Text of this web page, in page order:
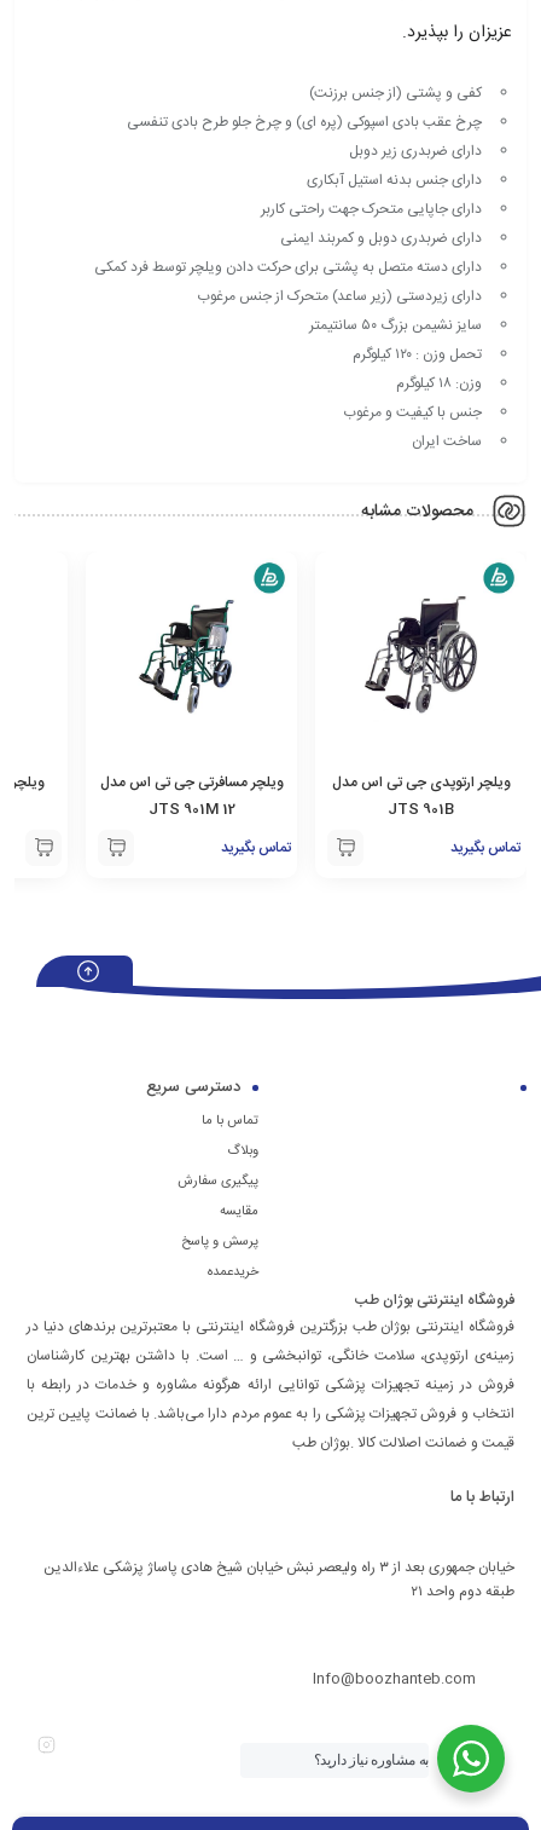
عزیزان را بپذیرد.
کفی و پشتی (از جنس برزنت)
چرخ عقب بادی اسپوکی (پره ای) و چرخ جلو طرح بادی تنفسی
دارای ضربدری زیر دوبل
دارای جنس بدنه استیل آبکاری
دارای جاپایی متحرک جهت راحتی کاربر
دارای ضربدری دوبل و کمربند ایمنی
دارای دسته متصل به پشتی برای حرکت دادن ویلچر توسط فرد کمکی
دارای زیردستی (زیر ساعد) متحرک از جنس مرغوب
سایز نشیمن بزرگ ۵۰ سانتیمتر
تحمل وزن : ۱۲۰ کیلوگرم
وزن: ۱۸ کیلوگرم
جنس با کیفیت و مرغوب
ساخت ایران
محصولات مشابه
ویلچر ارتوپدی جی تی اس مدل
JTS 901B
تماس بگیرید
ویلچر مسافرتی جی تی اس مدل
JTS 901M 12
تماس بگیرید
دسترسی سریع
تماس با ما
وبلاگ
پیگیری سفارش
مقایسه
پرسش و پاسخ
خریدعمده
فروشگاه اینترنتی بوژان طب
فروشگاه اینترنتی بوژان طب بزرگترین فروشگاه اینترنتی با معتبرترین برندهای دنیا در
زمینه‌ی ارتوپدی، سلامت خانگی، توانبخشی و … است. با داشتن بهترین کارشناسان
فروش در زمینه تجهیزات پزشکی توانایی ارائه هرگونه مشاوره و خدمات در رابطه با
انتخاب و فروش تجهیزات پزشکی را به عموم مردم دارا می‌‌‌‌باشد. با ضمانت پایین ترین
قیمت و ضمانت اصلالت کالا .بوژان طب
ارتباط با ما
خیابان جمهوری بعد از ۳ راه ولیعصر نبش خیابان شیخ هادی پاساژ پزشکی علاءالدین
طبقه دوم واحد ۲۱
Info@boozhanteb.com
به مشاوره نیاز دارید؟